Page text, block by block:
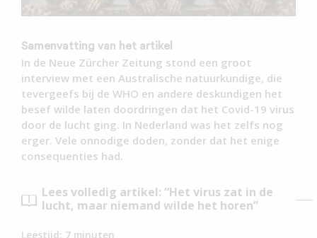
Samenvatting van het artikel
In de Neue Zürcher Zeitung stond een groot
interview met een Australische natuurkundige, die
tevergeefs bij de WHO en andere deskundigen het
besef wilde laten doordringen dat het Covid-19 virus
door de lucht ging. In Nederland was het zelfs nog
erger. Vele onnodige doden, zonder dat het enige
consequenties had.
Lees volledig artikel: “Het virus zat in de
lucht, maar niemand wilde het horen”
Leestijd: 7 minuten